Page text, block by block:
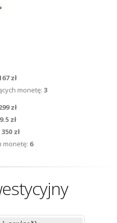
zł
monetę: 3
zł
zł
350 zł
monetę: 6